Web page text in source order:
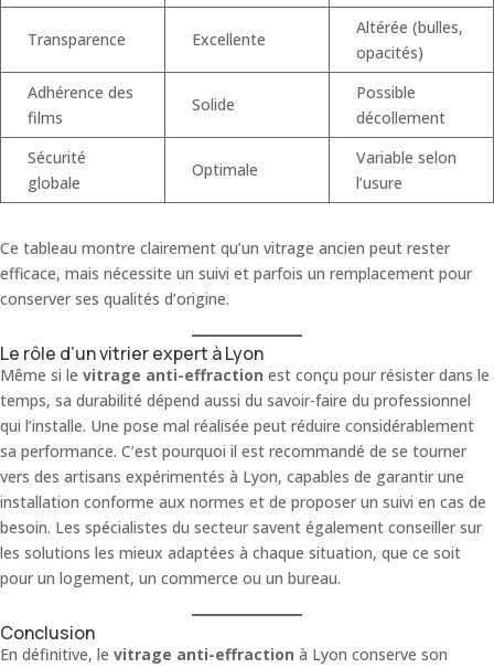
Transparence Excellente
Altérée (bulles,
opacités)
Adhérence des
films
Solide
Possible
décollement
Sécurité
globale
Optimale
Variable selon
l’usure
Ce tableau montre clairement qu’un vitrage ancien peut rester
efficace, mais nécessite un suivi et parfois un remplacement pour
conserver ses qualités d’origine.
Le rôle d’un vitrier expert à Lyon
Même si le vitrage anti-effraction est conçu pour résister dans le
temps, sa durabilité dépend aussi du savoir-faire du professionnel
qui l’installe. Une pose mal réalisée peut réduire considérablement
sa performance. C’est pourquoi il est recommandé de se tourner
vers des artisans expérimentés à Lyon, capables de garantir une
installation conforme aux normes et de proposer un suivi en cas de
besoin. Les spécialistes du secteur savent également conseiller sur
les solutions les mieux adaptées à chaque situation, que ce soit
pour un logement, un commerce ou un bureau.
Conclusion
En définitive, le vitrage anti-effraction à Lyon conserve son